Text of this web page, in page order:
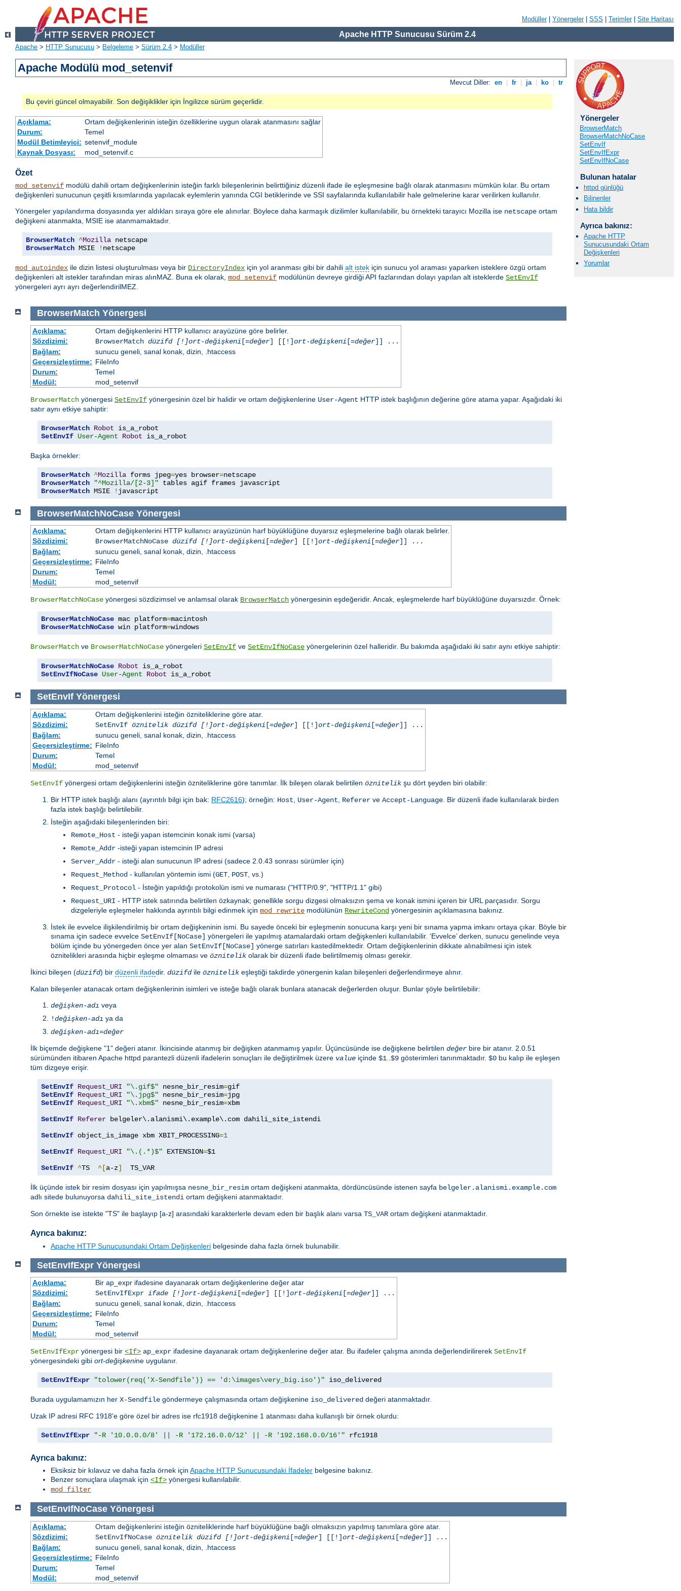
Modüller| Yönergeler| SSS Terimler| Site Haritası
Apache HTTP Sunucusu Sürüm 2.4
Apache > HTTP Sunucusu > Belgeleme > Sürüm 2.4 > Modüller
Apache Modülü mod_setenvif
Mevcut Diller: en fr ja ko tr
Bu çeviri güncel olmayabilir. Son değişiklikler için İngilizce sürüm geçerlidir.
Açıklama:
Ortam değişkenlerinin isteğin özelliklerine uygun olarak atanmasını sağlar
Durum:
Temel
Modül Betimleyici: setenvif_module
Kaynak Dosyası:
mod_setenvif.c
Özet
mod_setenvif modülü dahili ortam değişkenlerinin isteğin farklı bileşenlerinin belirttiğiniz düzenli ifade ile eşleşmesine bağlı olarak atanmasını mümkün kılar. Bu ortam
değişkenleri sunucunun çeşitli kısımlarında yapılacak eylemlerin yanında CGI betiklerinde ve SSI sayfalarında kullanılabilir hale gelmelerine karar verilirken kullanılır.
Yönergeler yapılandırma dosyasında yer aldıkları sıraya göre ele alınırlar. Böylece daha karmaşık dizilimler kullanılabilir, bu örnekteki tarayıcı Mozilla ise netscape ortam
değişkeni atanmakta, MSIE ise atanmamaktadır.
BrowserMatch ^Mozilla
BrowserMatch MSIE ! netscape
mod_autoindex ile dizin listesi oluşturulması veya bir DirectoryIndex için yol aranması gibi bir dahili alt istek için sunucu yol araması yaparken isteklere özgü ortam
değişkenleri alt istekler tarafından miras alınMAZ. Buna ek olarak, mod_setenvif modülünün devreye girdiği API fazlarından dolayı yapılan alt isteklerde SetEnvIf
yönergeleri ayrı ayrı değerlendirilMEZ.
Yönergeler
BrowserMatch
BrowserMatchNoCase
SetEnvIf
SetEnvIfExpr
SetEnvIfNoCase
Bulunan hatalar
httpd günlüğü
Bilinenler
Hata bildir
Ayrıca bakınız:
Apache HTTP
Sunucusundaki Ortam
Değişkenleri
Yorumlar
BrowserMatch Yönergesi
Açıklama:
Ortam değişkenlerini HTTP kullanıcı arayüzüne göre belirler.
Sözdizimi:
BrowserMatch düzifd [!]ort-değişkeni [=değer] [[!]ort-değişkeni [=değer]] ...
Bağlam:
sunucu geneli, sanal konak, dizin, .htaccess
Geçersizleştirme: FileInfo
Durum:
Temel
Modül:
mod_setenvif
BrowserMatch yönergesi SetEnvIf yönergesinin özel bir halidir ve ortam değişkenlerine User-Agent HTTP istek başlığının değerine göre atama yapar. Aşağıdaki iki
satır aynı etkiye sahiptir:
BrowserMatch Robot
SetEnvIf User-Agent Robot is_a_robot
Başka örnekler:
BrowserMatch ^Mozilla forms jpeg=yes browser=
BrowserMatch
"^Mozilla/[2-3]"
BrowserMatch MSIE ! javascript
BrowserMatchNoCase Yönergesi
Açıklama:
Ortam değişkenlerini HTTP kullanıcı arayüzünün harf büyüklüğüne duyarsız eşleşmelerine bağlı olarak belirler.
Sözdizimi:
BrowserMatchNoCase düzifd [!]ort-değişkeni [=değer] [[!]ort-değişkeni [=değer]] ...
Bağlam:
sunucu geneli, sanal konak, dizin, .htaccess
Geçersizleştirme: FileInfo
Durum:
Temel
Modül:
mod_setenvif
BrowserMatchNoCase yönergesi sözdizimsel ve anlamsal olarak BrowserMatch yönergesinin eşdeğeridir. Ancak, eşleşmelerde harf büyüklüğüne duyarsızdır. Örnek:
BrowserMatchNoCase mac platform=
BrowserMatchNoCase win platform=windows
BrowserMatch ve BrowserMatchNoCase yönergeleri SetEnvIf ve SetEnvIfNoCase yönergelerinin özel halleridir. Bu bakımda aşağıdaki iki satır aynı etkiye sahiptir:
BrowserMatchNoCase Robot
SetEnvIfNoCase User-Agent Robot is_a_robot
SetEnvIf Yönergesi
Açıklama:
Ortam değişkenlerini isteğin özniteliklerine göre atar.
Sözdizimi:
SetEnvIf öznitelik düzifd [!]ort-değişkeni [=değer] [[!]ort-değişkeni [=değer]] ...
Bağlam:
sunucu geneli, sanal konak, dizin, .htaccess
Geçersizleştirme: FileInfo
Durum:
Temel
Modül:
mod_setenvif
SetEnvIf yönergesi ortam değişkenlerini isteğin özniteliklerine göre tanımlar. İlk bileşen olarak belirtilen öznitelik şu dört şeyden biri olabilir:
Bir HTTP istek başlığı alanı (ayrıntılı bilgi için bak: RFC2616); örneğin: Host User-Agent Referer ve Accept-Language . Bir düzenli ifade kullanılarak birden
fazla istek başlığı belirtilebilir.
İsteğin aşağıdaki bileşenlerinden biri:
Remote_Host - isteği yapan istemcinin konak ismi (varsa)
Remote_Addr -isteği yapan istemcinin IP adresi
Server_Addr - isteği alan sunucunun IP adresi (sadece 2.0.43 sonrası sürümler için)
Request_Method - kullanılan yöntemin ismi (GET POST , vs.)
Request_Protocol - İsteğin yapıldığı protokolün ismi ve numarası ("HTTP/0.9", "HTTP/1.1" gibi)
Request_URI - HTTP istek satırında belirtilen özkaynak; genellikle sorgu dizgesi olmaksızın şema ve konak ismini içeren bir URL parçasıdır. Sorgu
dizgeleriyle eşleşmeler hakkında ayrıntılı bilgi edinmek için mod_rewrite modülünün RewriteCond yönergesinin açıklamasına bakınız.
İstek ile evvelce ilişkilendirilmiş bir ortam değişkeninin ismi. Bu sayede önceki bir eşleşmenin sonucuna karşı yeni bir sınama yapma imkanı ortaya çıkar. Böyle bir
sınama için sadece evvelce SetEnvIf[NoCase] yönergeleri ile yapılmış atamalardaki ortam değişkenleri kullanılabilir. ‘Evvelce’ derken, sunucu genelinde veya
bölüm içinde bu yönergeden önce yer alan SetEnvIf[NoCase] yönerge satırları kastedilmektedir. Ortam değişkenlerinin dikkate alınabilmesi için istek
öznitelikleri arasında hiçbir eşleşme olmaması ve öznitelik olarak bir düzenli ifade belirtilmemiş olması gerekir.
İkinci bileşen (düzifd) bir düzenli ifadedir. düzifdile öznitelik eşleştiği takdirde yönergenin kalan bileşenleri değerlendirmeye alınır.
Kalan bileşenler atanacak ortam değişkenlerinin isimleri ve isteğe bağlı olarak bunlara atanacak değerlerden oluşur. Bunlar şöyle belirtilebilir:
değişken-adı veya
!değişken-adı ya da
değişken-adı=değer
İlk biçemde değişkene "1" değeri atanır. İkincisinde atanmış bir değişken atanmamış yapılır. Üçüncüsünde ise değişkene belirtilen değer bire bir atanır. 2.0.51
sürümünden itibaren Apache httpd parantezli düzenli ifadelerin sonuçları ile değiştirilmek üzere value içinde $1 $9 gösterimleri tanınmaktadır. $0 bu kalıp ile eşleşen
tüm dizgeye erişir.
SetEnvIf Request_URI "\.gif$" nesne_bir_resim=
SetEnvIf Request_URI "\.jpg$" nesne_bir_resim=
SetEnvIf Request_URI "\.xbm$" nesne_bir_resim=xbm
SetEnvIf Referer belgeler\.alanismi\.example\.com dahili_site_istendi
SetEnvIf object_is_image xbm XBIT_PROCESSING=1
SetEnvIf Request_URI "\.(.*)$" EXTENSION=$1
SetEnvIf ^TS ^[a-z]
  TS_VAR
İlk üçünde istek bir resim dosyası için yapılmışsa nesne_bir_resim ortam değişkeni atanmakta, dördüncüsünde istenen sayfa belgeler.alanismi.example.com
adlı sitede bulunuyorsa dahili_site_istendi ortam değişkeni atanmaktadır.
Son örnekte ise istekte "TS" ile başlayıp [a-z] arasındaki karakterlerle devam eden bir başlık alanı varsa TS_VAR ortam değişkeni atanmaktadır.
Ayrıca bakınız:
Apache HTTP Sunucusundaki Ortam Değişkenleri belgesinde daha fazla örnek bulunabilir.
SetEnvIfExpr Yönergesi
Açıklama:
Bir ap_expr ifadesine dayanarak ortam değişkenlerine değer atar
Sözdizimi:
SetEnvIfExpr ifade [!]ort-değişkeni [=değer] [[!]ort-değişkeni [=değer]] ...
Bağlam:
sunucu geneli, sanal konak, dizin, .htaccess
Geçersizleştirme: FileInfo
Durum:
Temel
Modül:
mod_setenvif
SetEnvIfExpr yönergesi bir <If> ap_expr ifadesine dayanarak ortam değişkenlerine değer atar. Bu ifadeler çalışma anında değerlendirilirerek SetEnvIf
yönergesindeki gibi ort-değişkenine uygulanır.
SetEnvIfExpr "tolower(req('X-Sendfile')) == 'd:\images\very_big.iso')" iso_delivered
Burada uygulamamızın her X-Sendfile göndermeye çalışmasında ortam değişkenine iso_delivered değeri atanmaktadır.
Uzak IP adresi RFC 1918'e göre özel bir adres ise rfc1918 değişkenine 1 atanması daha kullanışlı bir örnek olurdu:
SetEnvIfExpr "-R '10.0.0.0/8' || -R '172.16.0.0/12' || -R '192.168.0.0/16'" rfc1918
Ayrıca bakınız:
Eksiksiz bir kılavuz ve daha fazla örnek için Apache HTTP Sunucusundaki İfadeler belgesine bakınız.
Benzer sonuçlara ulaşmak için <If> yönergesi kullanılabilir.
mod_filter
SetEnvIfNoCase Yönergesi
Açıklama:
Ortam değişkenlerini isteğin özniteliklerinde harf büyüklüğüne bağlı olmaksızın yapılmış tanımlara göre atar.
Sözdizimi:
SetEnvIfNoCase öznitelik düzifd [!]ort-değişkeni [=değer] [[!]ort-değişkeni [=değer]] ...
Bağlam:
sunucu geneli, sanal konak, dizin, .htaccess
Geçersizleştirme: FileInfo
Durum:
Temel
Modül:
mod_setenvif